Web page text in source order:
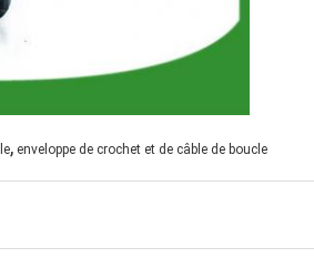
, enveloppe de crochet et de câble de boucle